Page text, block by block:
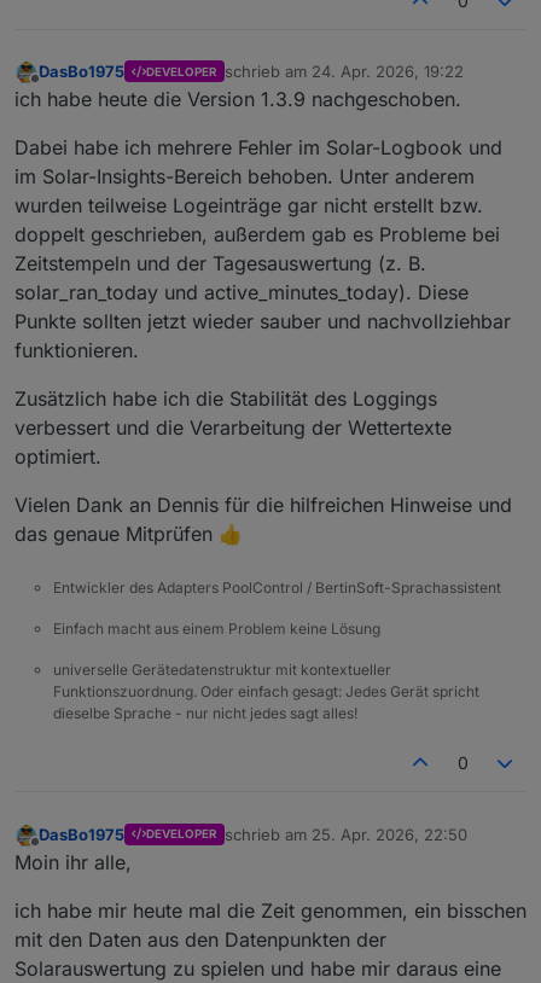
Offline
DasBo1975 DEVELOPER schrieb am 24. Apr. 2026, 19:22
zuletzt editiert von
ich habe heute die Version 1.3.9 nachgeschoben.
Dabei habe ich mehrere Fehler im Solar-Logbook und
im Solar-Insights-Bereich behoben. Unter anderem
wurden teilweise Logeinträge gar nicht erstellt bzw.
doppelt geschrieben, außerdem gab es Probleme bei
Zeitstempeln und der Tagesauswertung (z. B.
solar_ran_today und active_minutes_today). Diese
Punkte sollten jetzt wieder sauber und nachvollziehbar
funktionieren.
Zusätzlich habe ich die Stabilität des Loggings
verbessert und die Verarbeitung der Wettertexte
optimiert.
Vielen Dank an Dennis für die hilfreichen Hinweise und
das genaue Mitprüfen 👍
Entwickler des Adapters PoolControl / BertinSoft-Sprachassistent
Einfach macht aus einem Problem keine Lösung
universelle Gerätedatenstruktur mit kontextueller
Funktionszuordnung. Oder einfach gesagt: Jedes Gerät spricht
dieselbe Sprache - nur nicht jedes sagt alles!
0
Offline
DasBo1975 DEVELOPER schrieb am 25. Apr. 2026, 22:50
zuletzt editiert von
Moin ihr alle,
ich habe mir heute mal die Zeit genommen, ein bisschen
mit den Daten aus den Datenpunkten der
Solarauswertung zu spielen und habe mir daraus eine